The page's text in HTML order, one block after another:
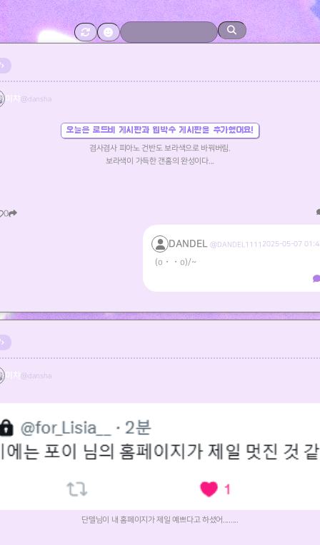
미챠 @dansha
오늘은 로드비 게시판과 웹박수 게시판을 추가했어요!
겸사겸사 피아노 건반도 보라색으로 바꿔버림.
보라색이 가득한 갠홈의 완성이다...
0
DANDEL @DANDEL1111 2025-05-07
(o・・o)/~
미챠 @dansha
단델님이 내 홈페이지가 제일 예쁘다고 하셨어........